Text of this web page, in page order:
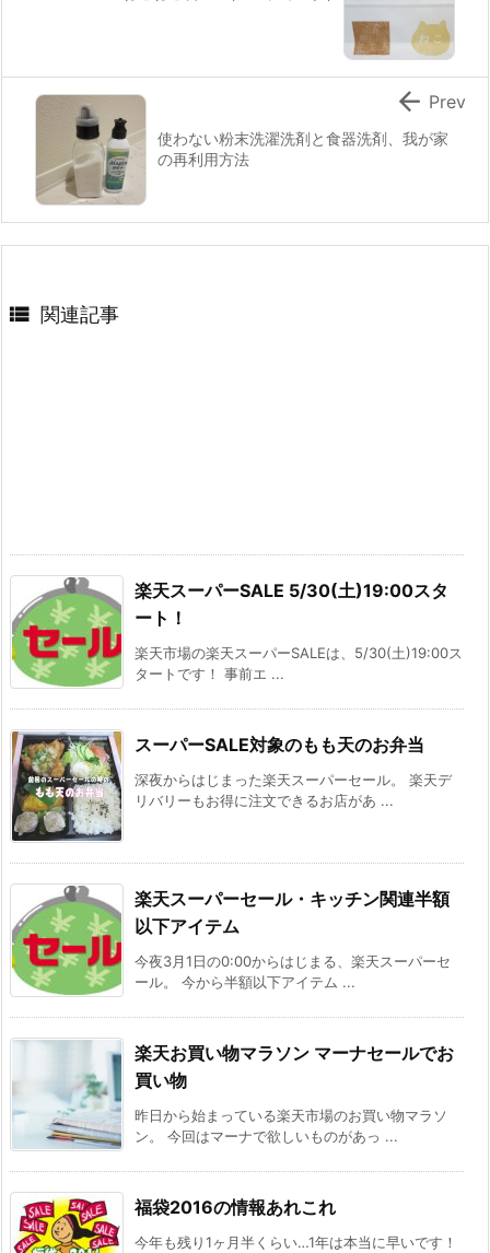
使わない粉末洗濯洗剤と食器洗剤、我が家
の再利用方法
 Prev
 関連記事
楽天スーパーSALE 5/30(土)19:00スタ
ート！
楽天市場の楽天スーパーSALEは、5/30(土)19:00ス
タートです！ 事前エ ...
スーパーSALE対象のもも天のお弁当
深夜からはじまった楽天スーパーセール。 楽天デ
リバリーもお得に注文できるお店があ ...
楽天スーパーセール・キッチン関連半額
以下アイテム
今夜3月1日の0:00からはじまる、楽天スーパーセ
ール。 今から半額以下アイテム ...
楽天お買い物マラソン マーナセールでお
買い物
昨日から始まっている楽天市場のお買い物マラソ
ン。 今回はマーナで欲しいものがあっ ...
福袋2016の情報あれこれ
今年も残り1ヶ月半くらい…1年は本当に早いです！